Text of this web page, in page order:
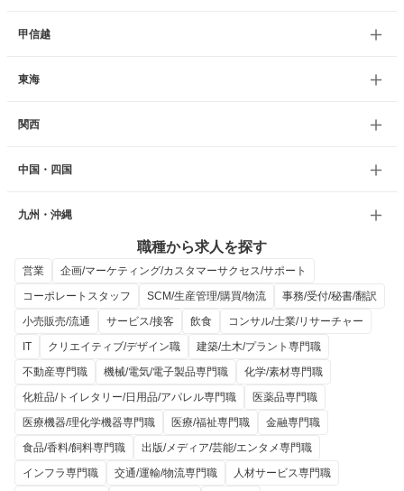
甲信越
東海
関西
中国・四国
九州・沖縄
職種から求人を探す
営業
企画/マーケティング/カスタマーサクセス/サポート
コーポレートスタッフ
SCM/生産管理/購買/物流
事務/受付/秘書/翻訳
小売販売/流通
サービス/接客 飲食
コンサル/士業/リサーチャー
IT
クリエイティブ/デザイン職
建築/土木/プラント専門職
不動産専門職
機械/電気/電子製品専門職
化学/素材専門職
化粧品/トイレタリー/日用品/アパレル専門職
医薬品専門職
医療機器/理化学機器専門職
医療/福祉専門職
金融専門職
食品/香料/飼料専門職
出版/メディア/芸能/エンタメ専門職
インフラ専門職
交通/運輸/物流専門職
人材サービス専門職